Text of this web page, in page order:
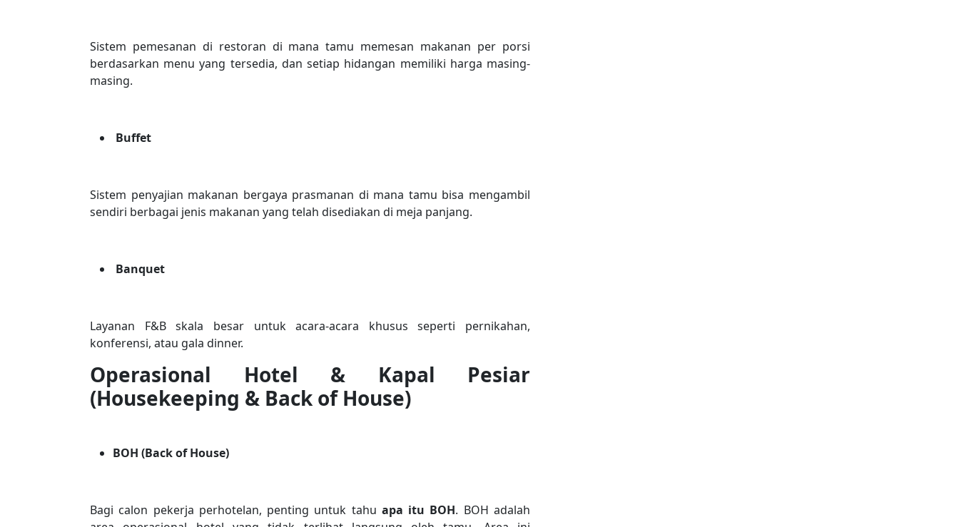
Sistem pemesanan di restoran di mana tamu memesan makanan per porsi
berdasarkan menu yang tersedia, dan setiap hidangan memiliki harga masing-
masing.
Buffet
Sistem penyajian makanan bergaya prasmanan di mana tamu bisa mengambil
sendiri berbagai jenis makanan yang telah disediakan di meja panjang.
Banquet
Layanan F&B skala besar untuk acara-acara khusus seperti pernikahan,
konferensi, atau gala dinner.
Operasional Hotel & Kapal Pesiar
(Housekeeping & Back of House)
BOH (Back of House)
Bagi calon pekerja perhotelan, penting untuk tahu apa itu BOH. BOH adalah